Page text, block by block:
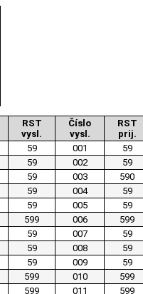
RST
vysl.
Číslo
vysl.
RST
prij.
59 001
59
59 002
59
59 003
590
59 004
59
59 005
59
599 006
599
59 007
59
59 008
59
59 009
59
599 010
599
599 011
599